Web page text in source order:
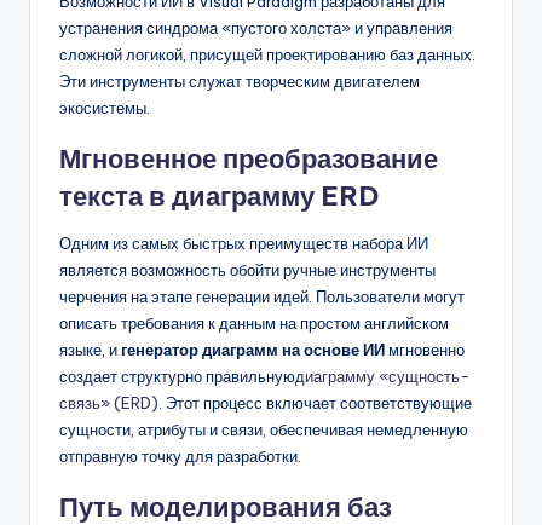
it
si
устранения синдрома «пустого холста» и управления
сложной логикой, присущей проектированию баз данных.
Эти инструменты служат творческим двигателем
экосистемы.
Мгновенное преобразование
текста в диаграмму ERD
Одним из самых быстрых преимуществ набора ИИ
является возможность обойти ручные инструменты
черчения на этапе генерации идей. Пользователи могут
описать требования к данным на простом английском
языке, игенератор диаграмм на основе ИИмгновенно
создает структурно правильнуюдиаграмму «сущность-
связь» (ERD) . Этот процесс включает соответствующие
сущности, атрибуты и связи, обеспечивая немедленную
отправную точку для разработки.
Путь моделирования баз